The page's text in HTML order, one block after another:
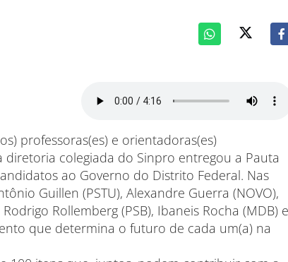
professoras(es) e orientadoras(es)
colegiada do Sinpro entregou a Pauta
ao Governo do Distrito Federal. Nas
Guillen (PSTU), Alexandre Guerra (NOVO),
Rollemberg (PSB), Ibaneis Rocha (MDB) e
que determina o futuro de cada um(a) na